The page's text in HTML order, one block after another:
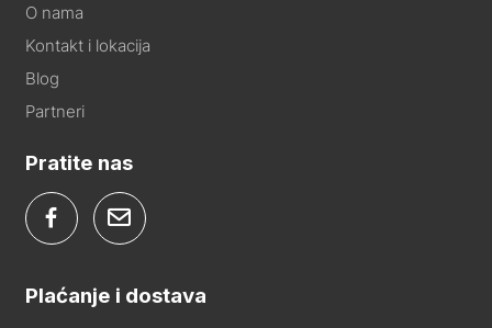
O nama
Kontakt i lokacija
Blog
Partneri
Pratite nas
Plaćanje i dostava